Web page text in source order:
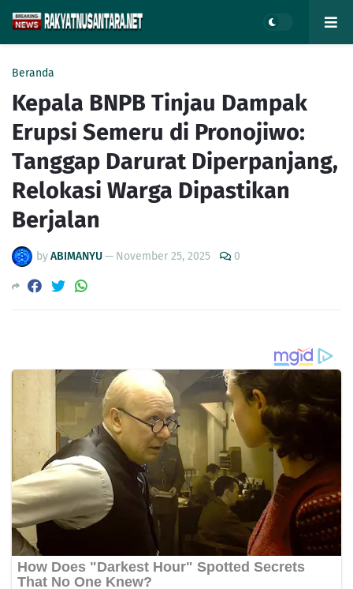
Beranda
Kepala BNPB Tinjau Dampak
Erupsi Semeru di Pronojiwo:
Tanggap Darurat Diperpanjang,
Relokasi Warga Dipastikan
Berjalan
byABIMANYU— November 25, 2025 0